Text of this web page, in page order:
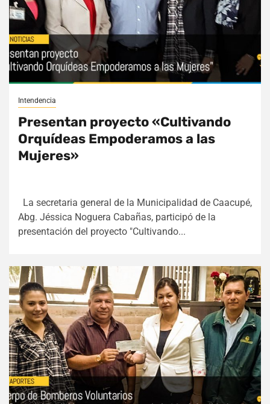
Intendencia
Presentan proyecto «Cultivando
Orquídeas Empoderamos a las
Mujeres»
La secretaria general de la Municipalidad de Caacupé,
Abg. Jéssica Noguera Cabañas, participó de la
presentación del proyecto "Cultivando...